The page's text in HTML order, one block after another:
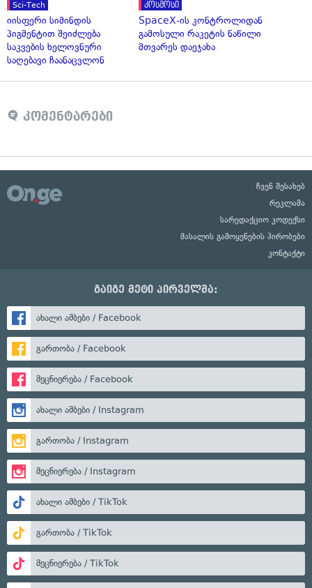
Sci-Tech
იისფერი სიმინდის
პიგმენტით შეიძლება
საკვების ხელოვნური
საღებავი ჩაანაცვლონ
კოსმოსი
SpaceX-ის კონტროლიდან
გამოსული რაკეტის ნაწილი
მთვარეს დაეჯახა
კომენტარები
ჩვენ შესახებ
რეკლამა
სარედაქციო კოდექსი
მასალის გამოყენების პირობები
კონტაქტი
გაიგე მეტი პირველმა:
ახალი ამბები / Facebook
გართობა / Facebook
მეცნიერება / Facebook
ახალი ამბები / Instagram
გართობა / Instagram
მეცნიერება / Instagram
ახალი ამბები / TikTok
გართობა / TikTok
მეცნიერება / TikTok